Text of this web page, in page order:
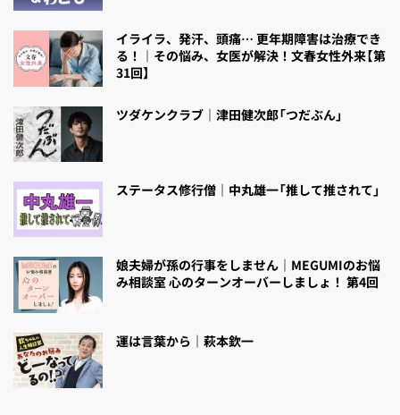
イライラ、発汗、頭痛… 更年期障害は治療でき
る！｜その悩み、女医が解決！文春女性外来【第
31回】
ツダケンクラブ｜津田健次郎「つだぶん」
ステータス修行僧｜中丸雄一「推して推されて」
娘夫婦が孫の行事をしません｜MEGUMIのお悩
み相談室 心のターンオーバーしましょ！ 第4回
運は言葉から｜萩本欽一